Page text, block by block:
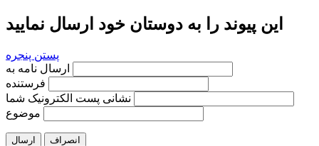
این پیوند را به دوستان خود ارسال نمایید
پستن پنجره
فرستنده
نشانی پست الکترونیک شما
موضوع
ارسال انصراف